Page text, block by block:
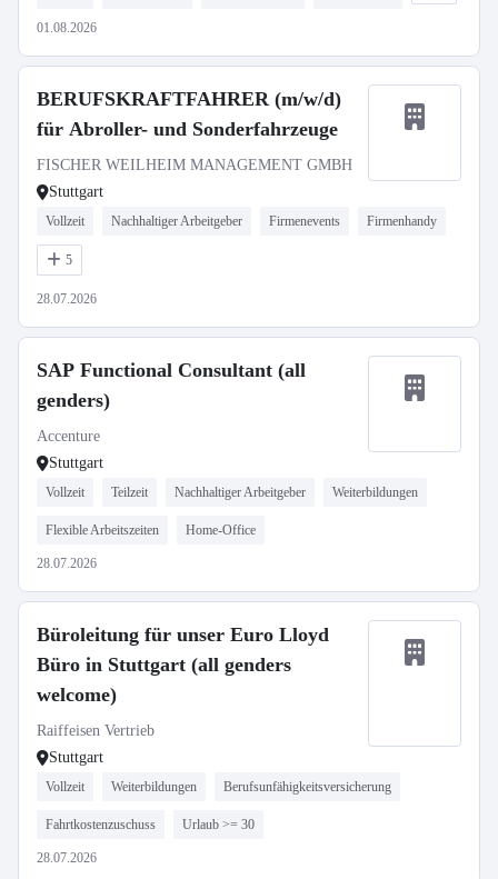
01.08.2026
BERUFSKRAFTFAHRER (m/w/d)
für Abroller- und Sonderfahrzeuge
FISCHER WEILHEIM MANAGEMENT GMBH
Stuttgart
Vollzeit Nachhaltiger Arbeitgeber Firmenevents Firmenhandy
5
28.07.2026
SAP Functional Consultant (all
genders)
Accenture
Stuttgart
Vollzeit Teilzeit Nachhaltiger Arbeitgeber Weiterbildungen
Flexible Arbeitszeiten Home-Office
28.07.2026
Büroleitung für unser Euro Lloyd
Büro in Stuttgart (all genders
welcome)
Raiffeisen Vertrieb
Stuttgart
Vollzeit Weiterbildungen Berufsunfähigkeitsversicherung
Fahrtkostenzuschuss Urlaub >= 30
28.07.2026